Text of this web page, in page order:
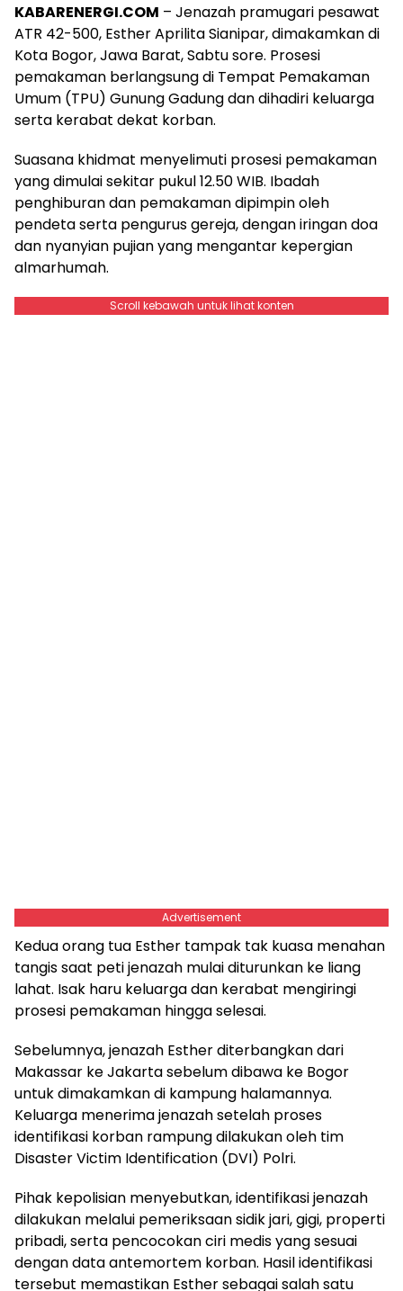
KABARENERGI.COM – Jenazah pramugari pesawat
ATR 42-500, Esther Aprilita Sianipar, dimakamkan di
Kota Bogor, Jawa Barat, Sabtu sore. Prosesi
pemakaman berlangsung di Tempat Pemakaman
Umum (TPU) Gunung Gadung dan dihadiri keluarga
serta kerabat dekat korban.
Suasana khidmat menyelimuti prosesi pemakaman
yang dimulai sekitar pukul 12.50 WIB. Ibadah
penghiburan dan pemakaman dipimpin oleh
pendeta serta pengurus gereja, dengan iringan doa
dan nyanyian pujian yang mengantar kepergian
almarhumah.
Scroll kebawah untuk lihat konten
Advertisement
Kedua orang tua Esther tampak tak kuasa menahan
tangis saat peti jenazah mulai diturunkan ke liang
lahat. Isak haru keluarga dan kerabat mengiringi
prosesi pemakaman hingga selesai.
Sebelumnya, jenazah Esther diterbangkan dari
Makassar ke Jakarta sebelum dibawa ke Bogor
untuk dimakamkan di kampung halamannya.
Keluarga menerima jenazah setelah proses
identifikasi korban rampung dilakukan oleh tim
Disaster Victim Identification (DVI) Polri.
Pihak kepolisian menyebutkan, identifikasi jenazah
dilakukan melalui pemeriksaan sidik jari, gigi, properti
pribadi, serta pencocokan ciri medis yang sesuai
dengan data antemortem korban. Hasil identifikasi
tersebut memastikan Esther sebagai salah satu